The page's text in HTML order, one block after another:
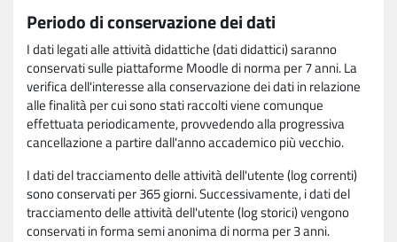
Periodo di conservazione dei dati
I dati legati alle attività didattiche (dati didattici) saranno
conservati sulle piattaforme Moodle di norma per 7 anni. La
verifica dell'interesse alla conservazione dei dati in relazione
alle finalità per cui sono stati raccolti viene comunque
effettuata periodicamente, provvedendo alla progressiva
cancellazione a partire dall'anno accademico più vecchio.
I dati del tracciamento delle attività dell'utente (log correnti)
sono conservati per 365 giorni. Successivamente, i dati del
tracciamento delle attività dell'utente (log storici) vengono
conservati in forma semi anonima di norma per 3 anni.